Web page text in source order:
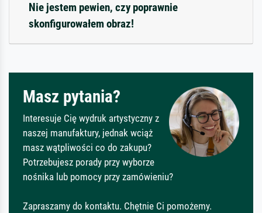
Nie jestem pewien, czy poprawnie
skonfigurowałem obraz!
Masz pytania?
Interesuje Cię wydruk artystyczny z
naszej manufaktury, jednak wciąż
masz wątpliwości co do zakupu?
Potrzebujesz porady przy wyborze
nośnika lub pomocy przy zamówieniu?
Zapraszamy do kontaktu. Chętnie Ci pomożemy.